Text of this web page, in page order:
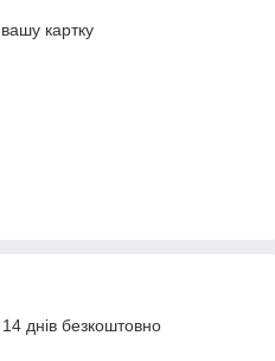
картку
днів безкоштовно